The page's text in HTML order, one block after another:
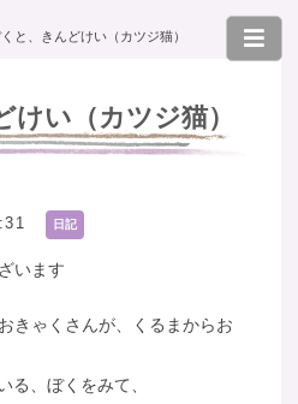
と、きんどけい（カツジ猫）
い（カツジ猫）
日記
います
きゃくさんが、くるまからお
る、ぼくをみて、